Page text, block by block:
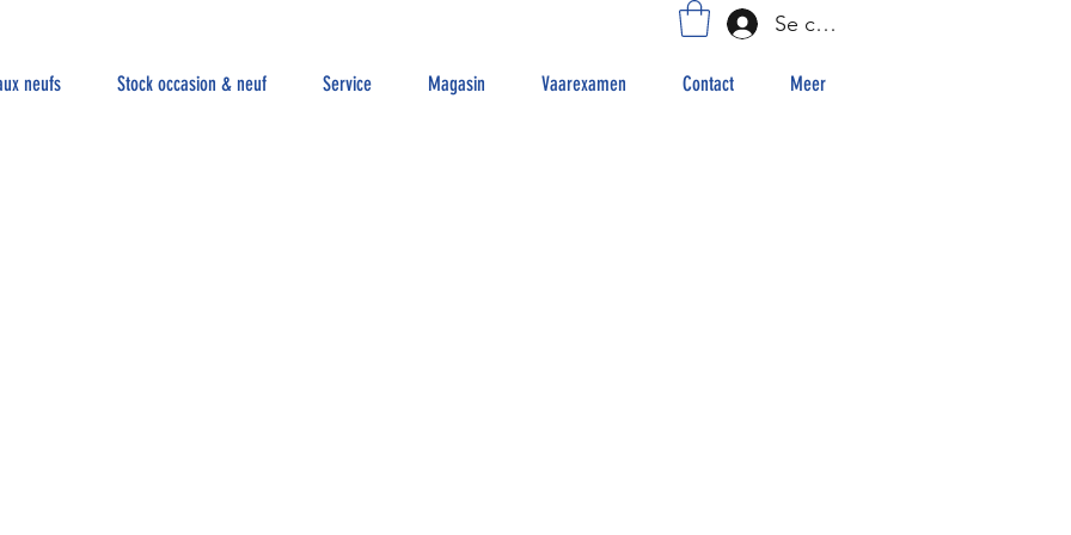
Se connecter
neufs Stock occasion & neuf Service Magasin Vaarexamen Contact Meer